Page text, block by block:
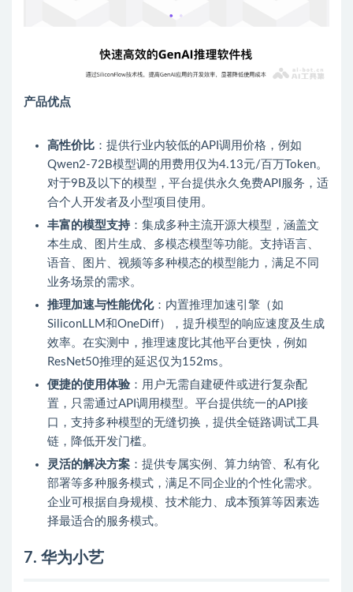
产品优点
高性价比 ：提供行业内较低的API调用价格，例如
Qwen2-72B模型调的用费用仅为4.13元/百万Token。
对于9B及以下的模型，平台提供永久免费API服务，适
合个人开发者及小型项目使用。
丰富的模型支持：集成多种主流开源大模型，涵盖文
本生成、图片生成、多模态模型等功能。支持语言、
语音、图片、视频等多种模态的模型能力，满足不同
业务场景的需求。
推理加速与性能优化：内置推理加速引擎（如
SiliconLLM和OneDiff），提升模型的响应速度及生成
效率。在实测中，推理速度比其他平台更快，例如
ResNet50推理的延迟仅为152ms。
便捷的使用体验：用户无需自建硬件或进行复杂配
置，只需通过API调用模型。平台提供统一的API接
口，支持多种模型的无缝切换，提供全链路调试工具
链，降低开发门槛。
灵活的解决方案 ：提供专属实例、算力纳管、私有化
部署等多种服务模式，满足不同企业的个性化需求。
企业可根据自身规模、技术能力、成本预算等因素选
择最适合的服务模式。
7. 华为小艺